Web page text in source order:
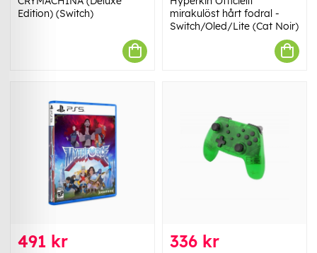
Edition) (Switch)
mirakulöst hårt fodral -
Switch/Oled/Lite (Cat Noir)
491 kr 336 kr